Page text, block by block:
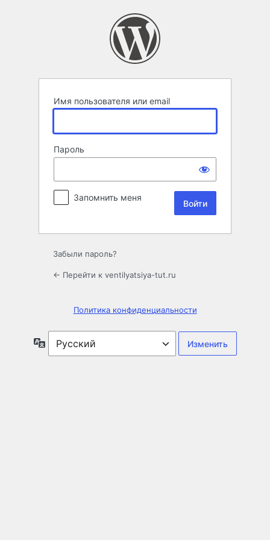
Имя пользователя или email
Пароль
Запомнить меня
Забыли пароль?
← Перейти к ventilyatsiya-tut.ru
Политика конфиденциальности
Язык